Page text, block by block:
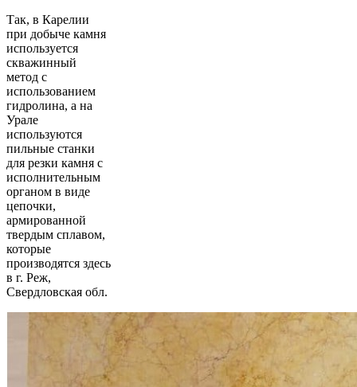
Так, в Карелии
при добыче камня
используется
скважинный
метод с
использованием
гидролина, а на
Урале
используются
пильные станки
для резки камня с
исполнительным
органом в виде
цепочки,
армированной
твердым сплавом,
которые
производятся здесь
в г. Реж,
Свердловская обл.